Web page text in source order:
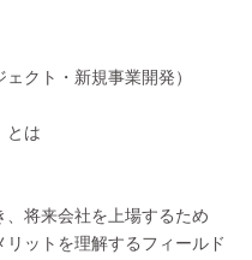
クト・新規事業開発）
とは
将来会社を上場するため
ットを理解するフィールド